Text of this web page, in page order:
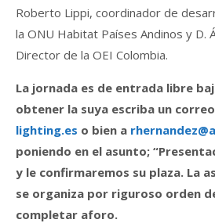
Roberto Lippi, coordinador de
la ONU Habitat Países Andinos y D.
Director de la OEI Colombia.
La jornada es de entrada libre
obtener la suya escriba un
lighting.es o bien a
poniendo en el asunto;
y le confirmaremos su plaza. La
se organiza por riguroso orden
completar aforo.